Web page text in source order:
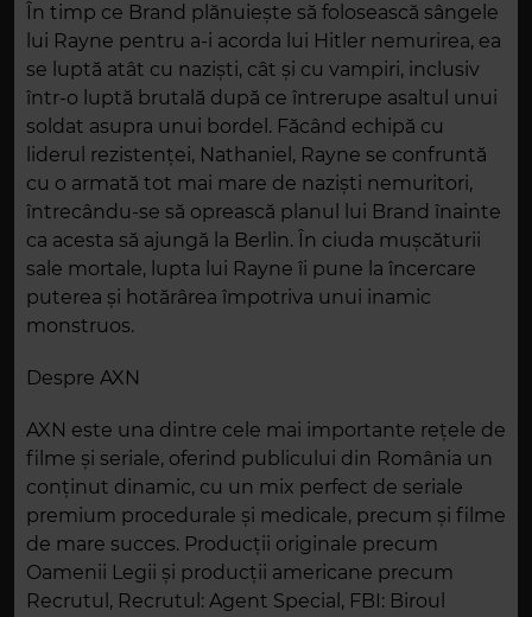
În timp ce Brand plănuiește să folosească sângele
lui Rayne pentru a-i acorda lui Hitler nemurirea, ea
se luptă atât cu naziști, cât și cu vampiri, inclusiv
într-o luptă brutală după ce întrerupe asaltul unui
soldat asupra unui bordel. Făcând echipă cu
liderul rezistenței, Nathaniel, Rayne se confruntă
cu o armată tot mai mare de naziști nemuritori,
întrecându-se să oprească planul lui Brand înainte
ca acesta să ajungă la Berlin. În ciuda mușcăturii
sale mortale, lupta lui Rayne îi pune la încercare
puterea și hotărârea împotriva unui inamic
monstruos.
Despre AXN
AXN este una dintre cele mai importante rețele de
filme și seriale, oferind publicului din România un
conținut dinamic, cu un mix perfect de seriale
premium procedurale și medicale, precum și filme
de mare succes. Producții originale precum
Oamenii Legii și producții americane precum
Recrutul, Recrutul: Agent Special, FBI: Biroul